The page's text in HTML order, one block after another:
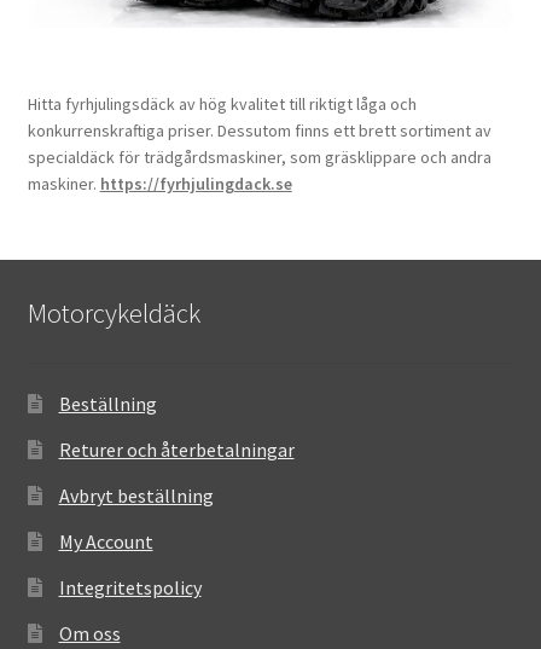
Hitta fyrhjulingsdäck av hög kvalitet till riktigt låga och
konkurrenskraftiga priser. Dessutom finns ett brett sortiment av
specialdäck för trädgårdsmaskiner, som gräsklippare och andra
maskiner. https://fyrhjulingdack.se
Motorcykeldäck
Beställning
Returer och återbetalningar
Avbryt beställning
My Account
Integritetspolicy
Om oss